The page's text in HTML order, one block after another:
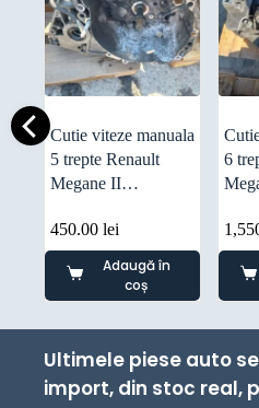
Cutie viteze manuala
5 trepte Renault
Megane II
motor K4J740 cod
JH3142
450.00lei
Adaugă în
coș
6
Ultimele piese auto
import, din stoc real,